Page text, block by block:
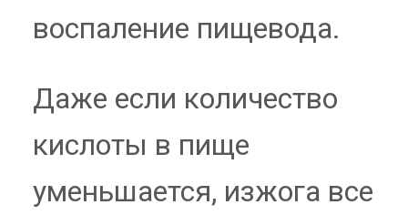
воспаление пищевода.
Даже если количество
кислоты в пище
уменьшается, изжога все